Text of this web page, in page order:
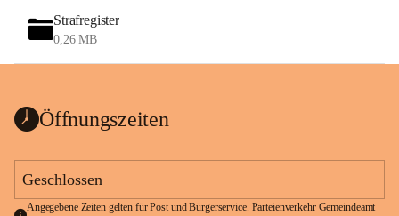
Strafregister
0,26 MB
Öffnungszeiten
Geschlossen
Angegebene Zeiten gelten für Post und Bürgerservice. Parteienverkehr Gemeindeamt